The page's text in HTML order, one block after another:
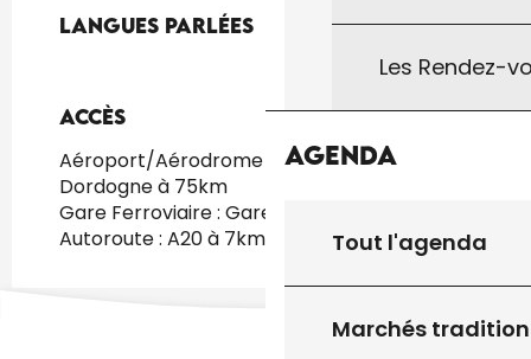
Les Rendez-
Agenda
Tout l'agenda
Marchés
Langues parlées
Langues parlées
Accès
Accès
Aéroport/Aérodrome : Brive Vallée de la
Dordogne à 75km
Gare Ferroviaire : Gare sncf Gourdon à 9km
Autoroute : A20 à 7km